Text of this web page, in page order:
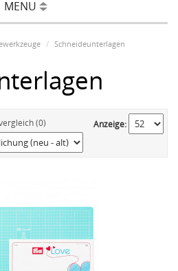
MENU
Schneideunterlagen
(0)
Anzeige: